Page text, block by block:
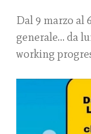
Dal 9 marzo al
generale… da
working